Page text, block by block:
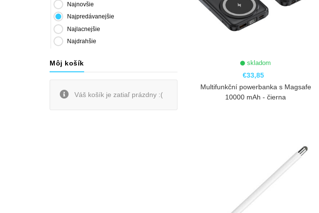
Najnovšie
Najpredávanejšie
Najlacnejšie
Najdrahšie
Môj košík
Váš košík je zatiaľ prázdny :(
skladom
€33,85
Multifunkční powerbanka s Magsafe
10000 mAh - čierna